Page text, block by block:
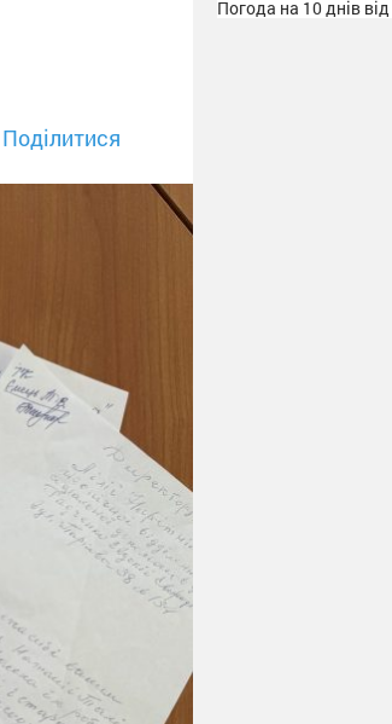
Поділитися
Погода на 10 днів від